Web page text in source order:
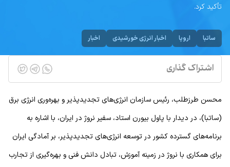
تأکید کرد.
ساتبا اروپا اخبار انرژی خورشیدی اخبار
اشتراک گذاری
محسن طرزطلب، رئیس سازمان انرژی‌های تجدیدپذیر و بهره‌وری انرژی برق
(ساتبا)، در دیدار با پاول بیورن استاد، سفیر نروژ در ایران، با اشاره به
برنامه‌های گسترده کشور در توسعه انرژی‌های تجدیدپذیر، بر آمادگی ایران
برای همکاری با نروژ در زمینه آموزش، تبادل دانش فنی و بهره‌گیری از تجارب